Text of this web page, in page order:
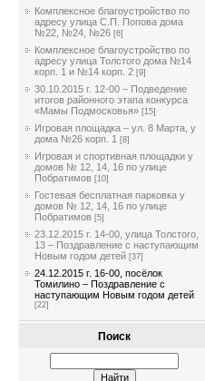
Комплексное благоустройство по
адресу улица С.П. Попова дома
№22, №24, №26 [6]
Комплексное благоустройство по
адресу улица Толстого дома №14
корп. 1 и №14 корп. 2 [9]
30.10.2015 г. 12-00 – Подведение
итогов районного этапа конкурса
«Мамы Подмосковья» [15]
Игровая площадка – ул. 8 Марта, у
дома №26 корп. 1 [8]
Игровая и спортивная площадки у
домов № 12, 14, 16 по улице
Побратимов [10]
Гостевая бесплатная парковка у
домов № 12, 14, 16 по улице
Побратимов [5]
23.12.2015 г. 14-00, улица Толстого,
13 – Поздравление с наступающим
Новым годом детей [37]
24.12.2015 г. 16-00, посёлок
Томилино – Поздравление с
наступающим Новым годом детей
[22]
Поиск